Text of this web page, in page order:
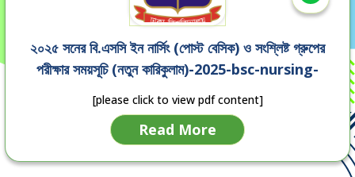
২০২৫ সনের বি.এসসি ইন নার্সিং (পোস্ট বেসিক) ও সংশ্লিষ্ট গ্রুপের
পরীক্ষার সময়সূচি (নতুন কারিকুলাম)-2025-bsc-nursing-
[please click to view pdf content]
Read More